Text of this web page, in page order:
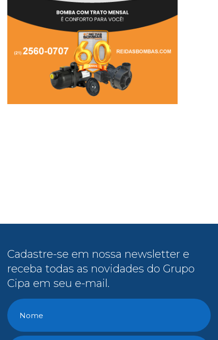
Cadastre-se em nossa newsletter e
receba todas as novidades do Grupo
Cipa em seu e-mail.